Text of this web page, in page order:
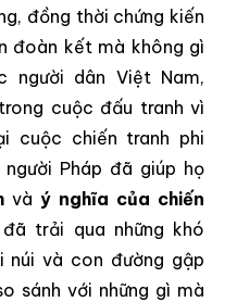
đồng thời chứng kiến
đoàn kết mà không gì
người dân Việt Nam,
cuộc đấu tranh vì
cuộc chiến tranh phi
Pháp đã giúp họ
và ý nghĩa của chiến
trải qua những khó
núi và con đường gập
sánh với những gì mà